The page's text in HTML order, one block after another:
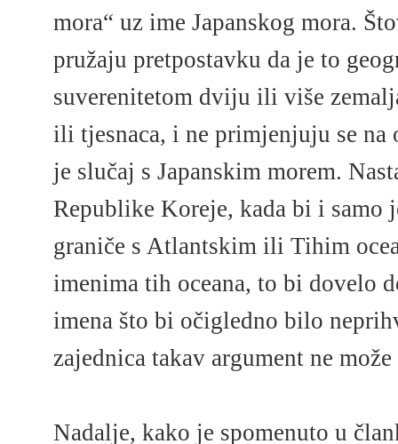
mora“ uz ime Japanskog mora.
pružaju pretpostavku da je to
suverenitetom dviju ili više
ili tjesnaca, i ne primjenjuju se na
je slučaj s Japanskim morem.
Republike Koreje, kada bi i samo
graniče s Atlantskim ili Tihim
imenima tih oceana, to bi dovelo
imena što bi očigledno bilo
zajednica takav argument ne
Nadalje, kako je spomenuto u